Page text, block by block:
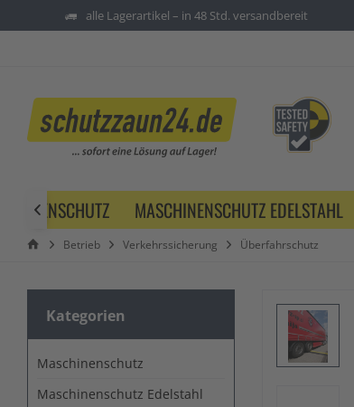
alle Lagerartikel – in 48 Std. versandbereit
MASCHINENSCHUTZ EDELSTAHL

Betrieb Verkehrssicherung Überfahrschutz
Kategorien
Maschinenschutz
Maschinenschutz Edelstahl